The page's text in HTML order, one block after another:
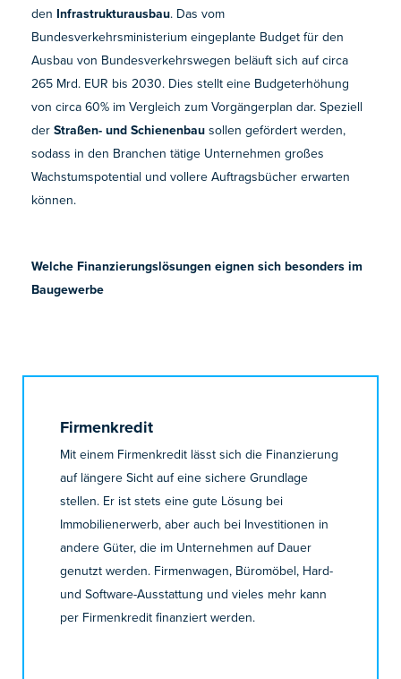
den Infrastrukturausbau. Das vom
Bundesverkehrsministerium eingeplante Budget für den
Ausbau von Bundesverkehrswegen beläuft sich auf circa
265 Mrd. EUR bis 2030. Dies stellt eine Budgeterhöhung
von circa 60% im Vergleich zum Vorgängerplan dar. Speziell
derStraßen- und Schienenbau sollen gefördert werden,
sodass in den Branchen tätige Unternehmen großes
Wachstumspotential und vollere Auftragsbücher erwarten
können.
Welche Finanzierungslösungen eignen sich besonders im
Baugewerbe
Firmenkredit
Mit einem Firmenkredit lässt sich die Finanzierung
auf längere Sicht auf eine sichere Grundlage
stellen. Er ist stets eine gute Lösung bei
Immobilienerwerb, aber auch bei Investitionen in
andere Güter, die im Unternehmen auf Dauer
genutzt werden. Firmenwagen, Büromöbel, Hard-
und Software-Ausstattung und vieles mehr kann
per Firmenkredit finanziert werden.